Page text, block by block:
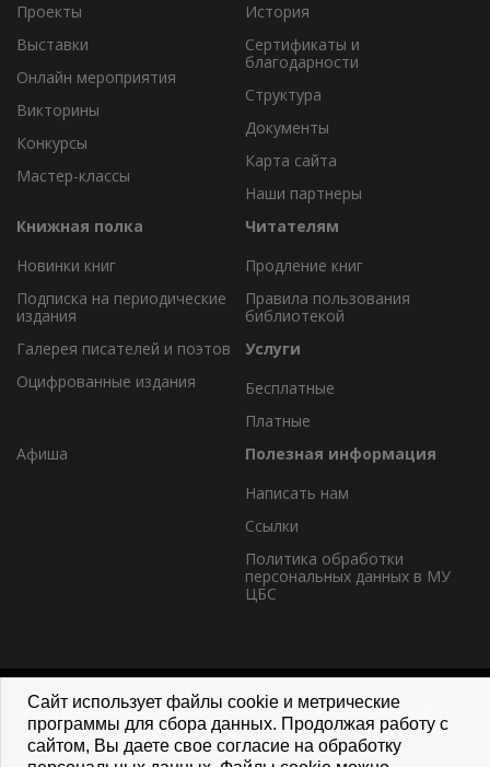
Проекты
Выставки
Онлайн мероприятия
Викторины
Конкурсы
Мастер-классы
История
Сертификаты и
благодарности
Структура
Документы
Карта сайта
Наши партнеры
Книжная полка
Новинки книг
Подписка на периодические
издания
Галерея писателей и поэтов
Оцифрованные издания
Читателям
Продление книг
Правила пользования
библиотекой
Услуги
Бесплатные
Платные
Афиша
Полезная информация
Написать нам
Ссылки
Политика обработки
персональных данных в МУ
ЦБС
Централизованная библиотечная система городского округа
Лыткарино
Сайт использует файлы cookie и метрические
программы для сбора данных. Продолжая работу с
сайтом, Вы даете свое согласие на обработку